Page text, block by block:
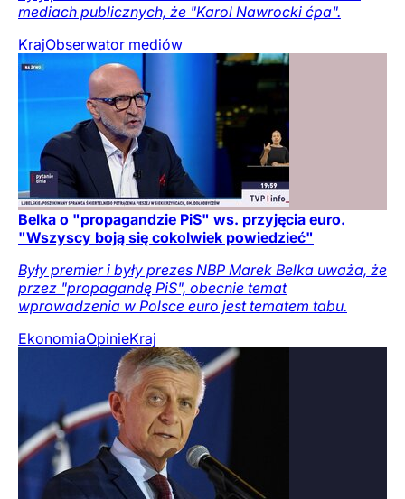
mediach publicznych, że "Karol Nawrocki ćpa".
KrajObserwator mediów
Belka o "propagandzie PiS" ws. przyjęcia euro.
"Wszyscy boją się cokolwiek powiedzieć"
Były premier i były prezes NBP Marek Belka uważa, że
przez "propagandę PiS", obecnie temat
wprowadzenia w Polsce euro jest tematem tabu.
EkonomiaOpinieKraj